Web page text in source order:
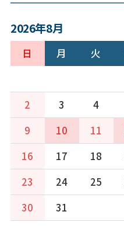
2026年8月
日 月 火
2
3 4
9
10 11
16
17 18
23
24 25
30
31